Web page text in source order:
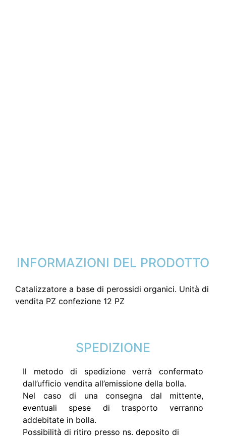
INFORMAZIONI DEL PRODOTTO
Catalizzatore a base di perossidi organici. Unità di
vendita PZ confezione 12 PZ
SPEDIZIONE
Il metodo di spedizione verrà confermato
dall’ufficio vendita all’emissione della bolla.
Nel caso di una consegna dal mittente,
eventuali spese di trasporto verranno
addebitate in bolla.
Possibilità di ritiro presso ns. deposito di